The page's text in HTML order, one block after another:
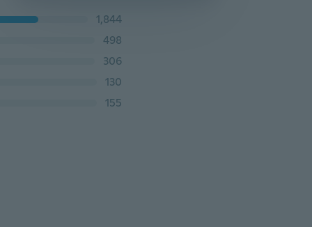
1,844
498
306
130
155